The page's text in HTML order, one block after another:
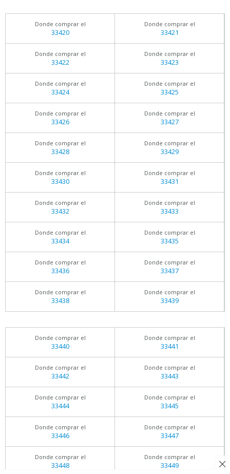
Donde comprar el
33420
Donde comprar el
33421
Donde comprar el
33422
Donde comprar el
33423
Donde comprar el
33424
Donde comprar el
33425
Donde comprar el
33426
Donde comprar el
33427
Donde comprar el
33428
Donde comprar el
33429
Donde comprar el
33430
Donde comprar el
33431
Donde comprar el
33432
Donde comprar el
33433
Donde comprar el
33434
Donde comprar el
33435
Donde comprar el
33436
Donde comprar el
33437
Donde comprar el
33438
Donde comprar el
33439
Donde comprar el
33440
Donde comprar el
33441
Donde comprar el
33442
Donde comprar el
33443
Donde comprar el
33444
Donde comprar el
33445
Donde comprar el
33446
Donde comprar el
33447
Donde comprar el
33448
Donde comprar el
33449